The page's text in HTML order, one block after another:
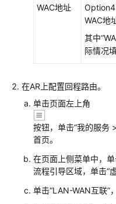
机
景
AR+核
心
交
机
+接
入
WAC地址
WAC地
其中
际情况填
在AR上配置回程路由。
单击页面左上角
按钮，单击“我的服务
首页。
在页面上侧菜单中，单
流程引导区域，单击“虚
单击“LAN-WAN互联”